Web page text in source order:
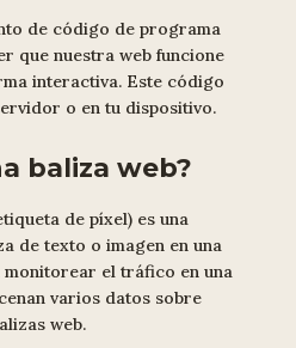
de código de programa
que nuestra web funcione
interactiva. Este código
o en tu dispositivo.
baliza web?
de píxel) es una
de texto o imagen en una
monitorear el tráfico en una
varios datos sobre
web.